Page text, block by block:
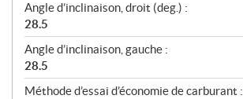
Angle d’inclinaison, droit (deg.) :
28.5
Angle d’inclinaison, gauche :
28.5
Méthode d’essai d’économie de carburant :